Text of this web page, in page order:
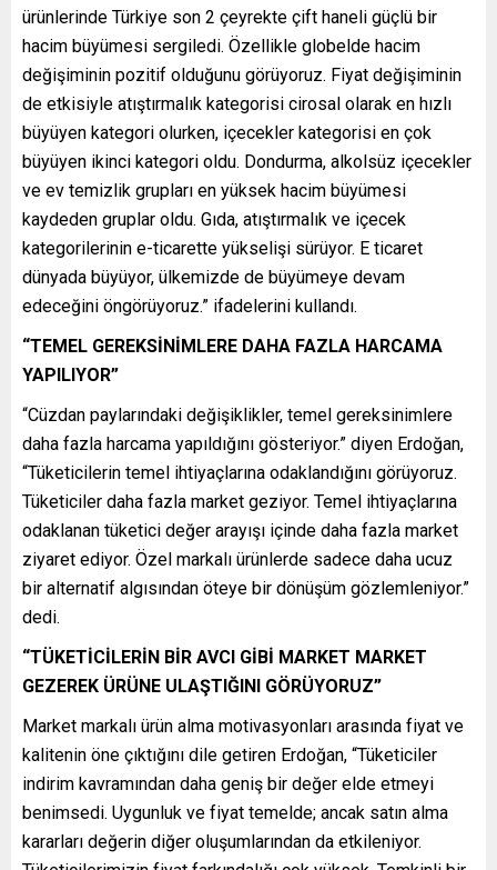
ürünlerinde Türkiye son 2 çeyrekte çift haneli güçlü bir
hacim büyümesi sergiledi. Özellikle globelde hacim
değişiminin pozitif olduğunu görüyoruz. Fiyat değişiminin
de etkisiyle atıştırmalık kategorisi cirosal olarak en hızlı
büyüyen kategori olurken, içecekler kategorisi en çok
büyüyen ikinci kategori oldu. Dondurma, alkolsüz içecekler
ve ev temizlik grupları en yüksek hacim büyümesi
kaydeden gruplar oldu. Gıda, atıştırmalık ve içecek
kategorilerinin e-ticarette yükselişi sürüyor. E ticaret
dünyada büyüyor, ülkemizde de büyümeye devam
edeceğini öngörüyoruz.” ifadelerini kullandı.
“TEMEL GEREKSİNİMLERE DAHA FAZLA HARCAMA
YAPILIYOR”
“Cüzdan paylarındaki değişiklikler, temel gereksinimlere
daha fazla harcama yapıldığını gösteriyor.” diyen Erdoğan,
“Tüketicilerin temel ihtiyaçlarına odaklandığını görüyoruz.
Tüketiciler daha fazla market geziyor. Temel ihtiyaçlarına
odaklanan tüketici değer arayışı içinde daha fazla market
ziyaret ediyor. Özel markalı ürünlerde sadece daha ucuz
bir alternatif algısından öteye bir dönüşüm gözlemleniyor.”
dedi.
“TÜKETİCİLERİN BİR AVCI GİBİ MARKET MARKET
GEZEREK ÜRÜNE ULAŞTIĞINI GÖRÜYORUZ”
Market markalı ürün alma motivasyonları arasında fiyat ve
kalitenin öne çıktığını dile getiren Erdoğan, “Tüketiciler
indirim kavramından daha geniş bir değer elde etmeyi
benimsedi. Uygunluk ve fiyat temelde; ancak satın alma
kararları değerin diğer oluşumlarından da etkileniyor.